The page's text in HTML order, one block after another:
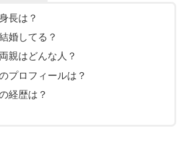
長は？
婚してる？
親はどんな人？
プロフィールは？
経歴は？